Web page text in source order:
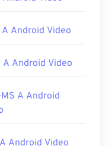
Flash Player.
iOS.
A Android Video
A Android Video
MS A Android
Android Video